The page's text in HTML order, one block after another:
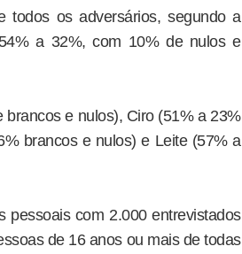
todos os adversários, segundo a
a 32%, com 10% de nulos e
e nulos), Ciro (51% a 23%
brancos e nulos) e Leite (57% a
pessoais com 2.000 entrevistados
de 16 anos ou mais de todas